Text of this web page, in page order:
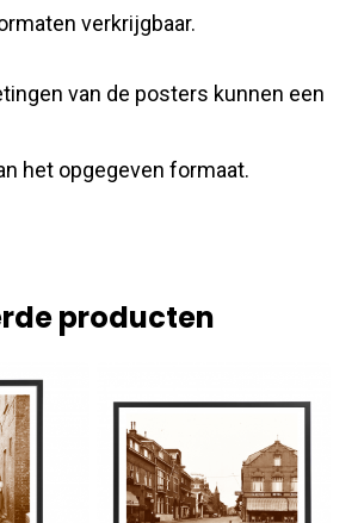
verkrijgbaar.
van de posters kunnen een
het opgegeven formaat.
producten